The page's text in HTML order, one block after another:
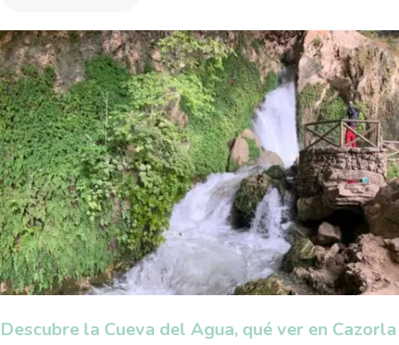
Descubre la Cueva del Agua, qué ver en Cazorla